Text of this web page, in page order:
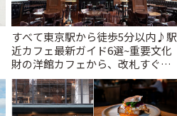
すべて東京駅から徒歩5分以内♪駅
近カフェ最新ガイド6選~重要文化
財の洋館カフェから、改札すぐの
レトロ喫茶まで~ | ことりっぷ